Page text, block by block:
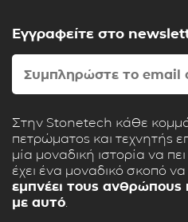
Εγγραφείτε στο
Στην Stonetech κάθε
πετρώματος και τεχνητής
μία μοναδική ιστορία να
έχει ένα μοναδικό σκοπό
εμπνέει τους
με αυτό.